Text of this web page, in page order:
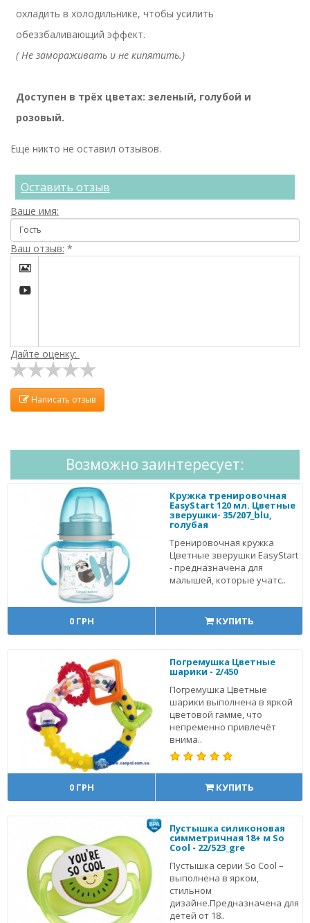
охладить в холодильнике, чтобы усилить
обеззбаливающий эффект.
( Не замораживать и не кипятить.)
Доступен в трёх цветах: зеленый, голубой и
розовый.
Ещё никто не оставил отзывов.
Оставить отзыв
Ваше имя:
Ваш отзыв: *


Дайте оценку:
Написать отзыв
Возможно заинтересует:
Кружка тренировочная
EasyStart 120 мл. Цветные
зверушки- 35/207_blu,
голубая
Тренировочная кружка
Цветные зверушки EasyStart
- предназначена для
малышей, которые учатс..
0 ГРН КУПИТЬ
Погремушка Цветные
шарики - 2/450
Погремушка Цветные
шарики выполнена в яркой
цветовой гамме, что
непременно привлечёт
внима..
0 ГРН КУПИТЬ
Пустышка силиконовая
симметричная 18+ м So
Cool - 22/523_gre
Пустышка серии So Cool –
выполнена в ярком,
стильном
дизайне.Предназначена для
детей от 18..